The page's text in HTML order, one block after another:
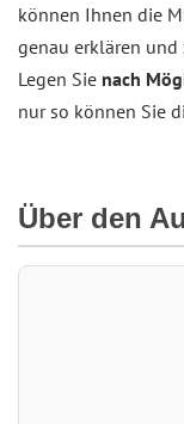
können Ihnen die
genau erklären und
Legen Sie nach
nur so können Sie
Über den